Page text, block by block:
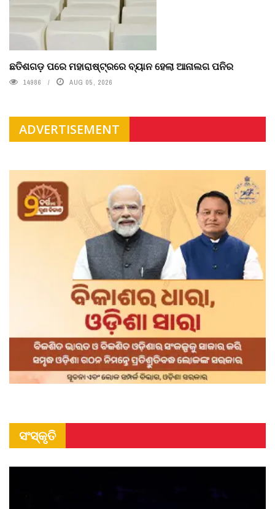
ଛତିଶଗଡ଼ ପରେ ମହାରାଷ୍ଟ୍ରରେ ବ୍ୟାନ ହେଲା ଆନାଲଗ ପନିର
14986 AUG 05, 2026
ADVERTISEMENT
ସଂସ୍କୃତି